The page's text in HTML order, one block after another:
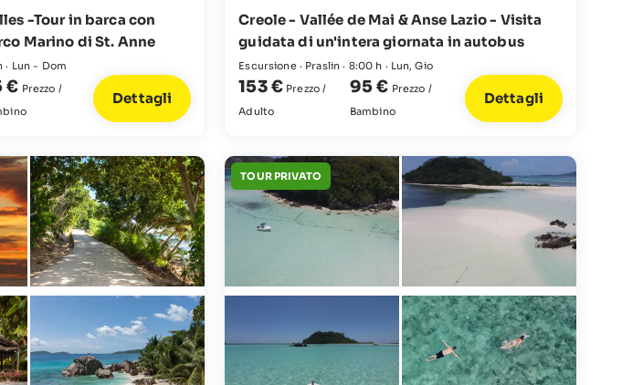
-Tour in barca con
Marino di St. Anne
· Lun - Dom
€ Prezzo /
Dettagli
Creole - Vallée de Mai & Anse Lazio - Visita
guidata di un'intera giornata in autobus
Escursione · Praslin · 8:00 h · Lun, Gio
153 € Prezzo /
Adulto
95 € Prezzo /
Bambino
Dettagli
TOUR PRIVATO